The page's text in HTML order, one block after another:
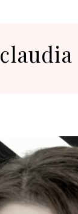
claudia